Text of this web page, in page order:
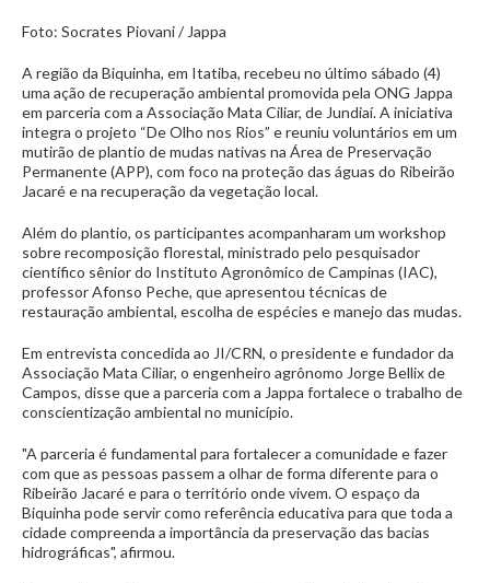
Foto: Socrates Piovani / Jappa
A região da Biquinha, em Itatiba, recebeu no último sábado (4)
uma ação de recuperação ambiental promovida pela ONG Jappa
em parceria com a Associação Mata Ciliar, de Jundiaí. A iniciativa
integra o projeto “De Olho nos Rios” e reuniu voluntários em um
mutirão de plantio de mudas nativas na Área de Preservação
Permanente (APP), com foco na proteção das águas do Ribeirão
Jacaré e na recuperação da vegetação local.
Além do plantio, os participantes acompanharam um workshop
sobre recomposição florestal, ministrado pelo pesquisador
científico sênior do Instituto Agronômico de Campinas (IAC),
professor Afonso Peche, que apresentou técnicas de
restauração ambiental, escolha de espécies e manejo das mudas.
Em entrevista concedida ao JI/CRN, o presidente e fundador da
Associação Mata Ciliar, o engenheiro agrônomo Jorge Bellix de
Campos, disse que a parceria com a Jappa fortalece o trabalho de
conscientização ambiental no município.
"A parceria é fundamental para fortalecer a comunidade e fazer
com que as pessoas passem a olhar de forma diferente para o
Ribeirão Jacaré e para o território onde vivem. O espaço da
Biquinha pode servir como referência educativa para que toda a
cidade compreenda a importância da preservação das bacias
hidrográficas", afirmou.